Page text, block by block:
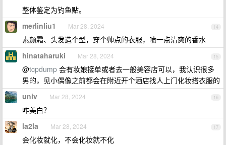
整体鉴定为钓鱼贴。
14
merlinliu1 Mar 28, 2024
素颜霜、头发造个型，穿个帅点的衣服，喷一点清爽的香水
15
hinataharuki Mar 28, 2024
@tcpdump 会有妆娘接单或者去一般美容店可以，我认识很多
男的，见小偶像之前都会在附近开个酒店找人上门化妆搭衣服的
16
univ Mar 28, 2024
咋美白？
17
la2la Mar 28, 2024
会化妆就化，不会化妆就不化